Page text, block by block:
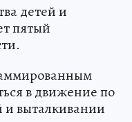
детей и
пятый
в движение по
и выталкивании